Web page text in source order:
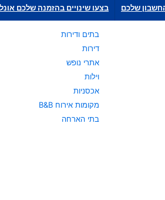
שלכם בצעו שינויים בהזמנה שלכם
בתים ודירות
דירות
אתרי נופש
וילות
אכסניות
מקומות אירוח B&B
בתי הארחה